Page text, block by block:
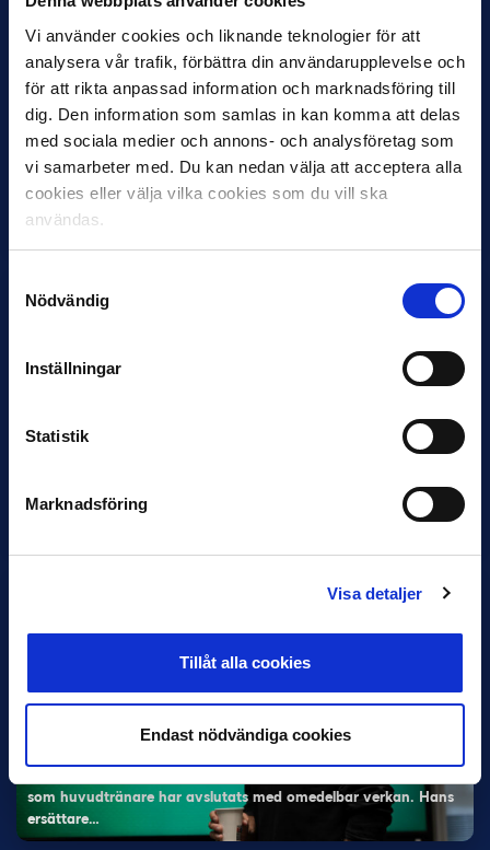
Vi använder cookies och liknande teknologier för att
analysera vår trafik, förbättra din användarupplevelse och
för att rikta anpassad information och marknadsföring till
dig. Den information som samlas in kan komma att delas
med sociala medier och annons- och analysföretag som
vi samarbeter med. Du kan nedan välja att acceptera alla
cookies eller välja vilka cookies som du vill ska
användas.
Nödvändig
Inställningar
Statistik
Marknadsföring
Visa detaljer
Tillåt alla cookies
Endast nödvändiga cookies
11 JUNI
VM-spelare med förflutet i Allsvenskan
och Superettan
Bosnien & Hercegovina Armin Gigovic — Helsingborgs IF
Dennis Hadžikadunić — Malmö FF / Trelleborg FF
Elfenbenskusten…
11 JUNI
Han nätade snyggast i maj: “Ett alldeles
Rydström ersätter Karlsson i Hammarby
som huvudtränare har avslutats med omedelbar verkan. Hans
ersättare…